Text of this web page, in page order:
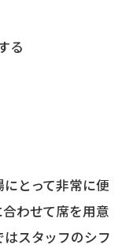
る
とって非常に便
わせて席を用意
スタッフのシフ